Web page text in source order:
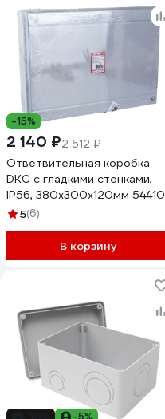
-15%
2 140 ₽2 512 ₽
Ответвительная коробка
DKC с гладкими стенками,
IP56, 380x300x120мм 54410
5(6)
В корзину
-5%